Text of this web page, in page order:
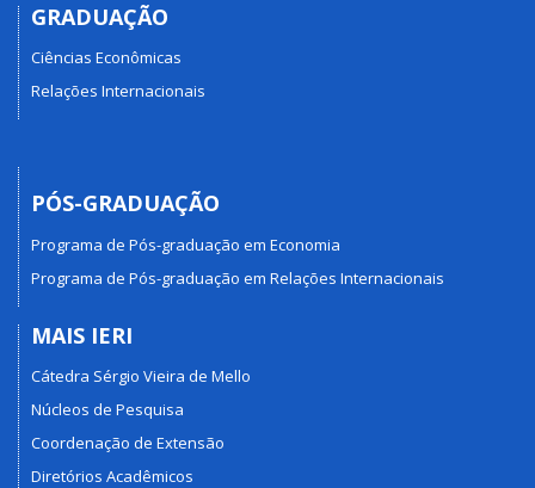
GRADUAÇÃO
Ciências Econômicas
Relações Internacionais
PÓS-GRADUAÇÃO
Programa de Pós-graduação em Economia
Programa de Pós-graduação em Relações Internacionais
MAIS IERI
Cátedra Sérgio Vieira de Mello
Núcleos de Pesquisa
Coordenação de Extensão
Diretórios Acadêmicos